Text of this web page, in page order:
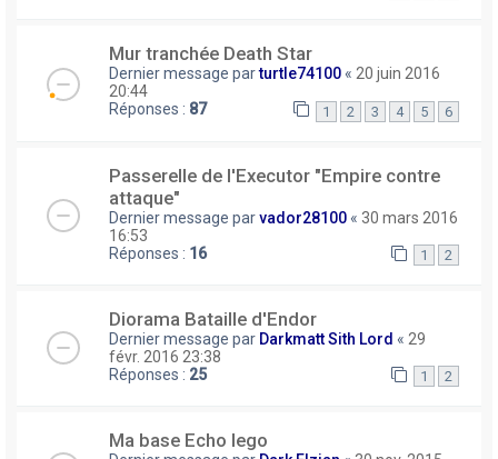
Mur tranchée Death Star
Dernier message parturtle74100 « 20 juin 2016
20:44
Réponses : 87 1 2 3 4 5 6
Passerelle de l'Executor "Empire contre
attaque"
Dernier message parvador28100 « 30 mars 2016
16:53
Réponses : 16 1 2
Diorama Bataille d'Endor
Dernier message par Darkmatt Sith Lord « 29
févr. 2016 23:38
Réponses : 25 1 2
Ma base Echo lego